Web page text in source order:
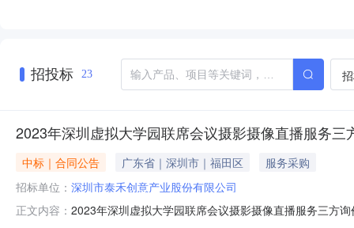
招投标 23
2023年深圳虚拟大学园联席会议摄影摄像直播服务三
中标｜合同公告 广东省｜深圳市｜福田区
服务采购
招标单位： 深圳市泰禾创意产业股份有限公司
正文内容： 2023年深圳虚拟大学园联席会议摄影摄像直播服务三方